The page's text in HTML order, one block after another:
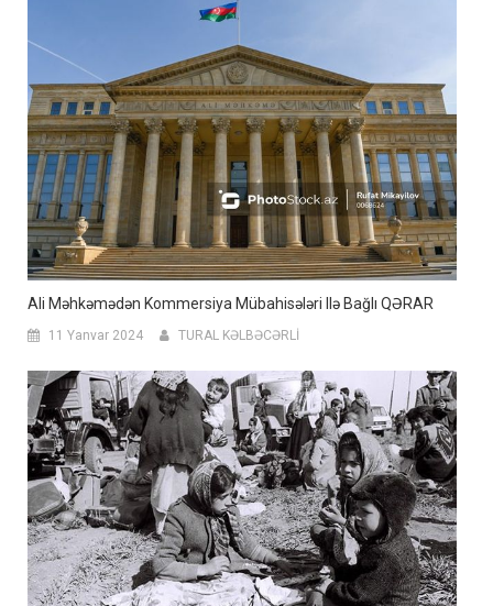
Ali Məhkəmədən Kommersiya Mübahisələri Ilə Bağlı QƏRAR
11 Yanvar 2024 TURAL KƏLBƏCƏRLİ